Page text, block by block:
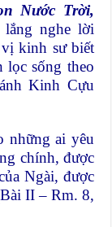
Nước Trời,
nghe lời
kinh sư biết
lọc sống theo
Kinh Cựu
những ai yêu
chính, được
Ngài, được
II – Rm. 8,